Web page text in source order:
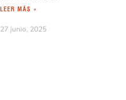
LEER MÁS »
27 junio, 2025